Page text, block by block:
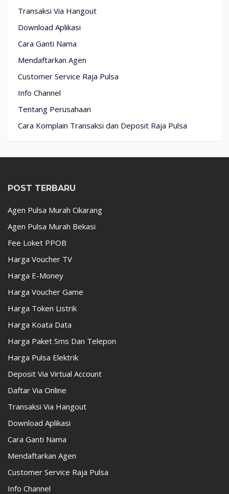
Transaksi Via Hangout
Download Aplikasi
Cara Ganti Nama
Mendaftarkan Agen
Customer Service Raja Pulsa
Info Channel
Tentang Perusahaan
Cara Komplain Transaksi dan Deposit Raja Pulsa
POST TERBARU
Agen Pulsa Murah Cikarang
Agen Pulsa Murah Bekasi
Fee Loket PPOB
Harga Voucher TV
Harga E-Money
Harga Voucher Game
Harga Token Listrik
Harga Koata Data
Harga Paket Sms Dan Telepon
Harga Pulsa Elektrik
Deposit Via Virtual Account
Daftar Via Online
Transaksi Via Hangout
Download Aplikasi
Cara Ganti Nama
Mendaftarkan Agen
Customer Service Raja Pulsa
Info Channel